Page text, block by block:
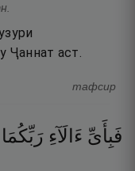
Ҷаннат аст.
тафсир
فَبِأَىِّ ءَالَآءِ رَبِّكُمَا